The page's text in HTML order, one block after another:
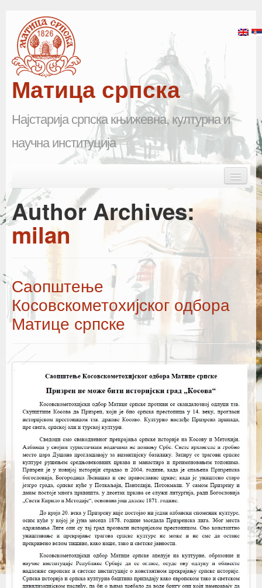
Матица српска
Најстарија српска књижевна, културна и
научна институција
Почетна
Матица српска
Научна одељења
Летопис Матице српске
Гласник Матице српске
Е–издања
Вести
Author Archives:
milan
Саопштење
Косовскометохијског одбора
Матице српске